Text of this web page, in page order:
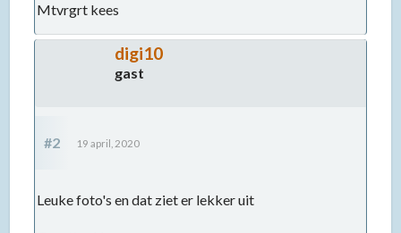
Mtvrgrt kees
digi10
gast
#2 19 april, 2020
Leuke foto's en dat ziet er lekker uit